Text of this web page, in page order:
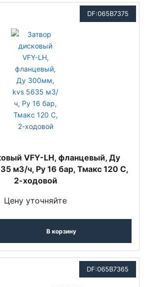
DF:065B7375
VFY-LH, фланцевый, Ду
м3/ч, Py 16 бар, Тмакс 120 С,
2-ходовой
Цену уточняйте
В корзину
DF:065B7365